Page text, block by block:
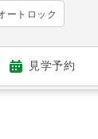
ートロック
見学予約